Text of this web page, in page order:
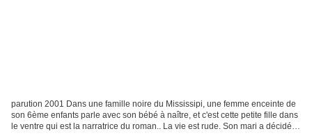
parution 2001 Dans une famille noire du Mississipi, une femme enceinte de
son 6ème enfants parle avec son bébé à naître, et c'est cette petite fille dans
le ventre qui est la narratrice du roman.. La vie est rude. Son mari a décidé